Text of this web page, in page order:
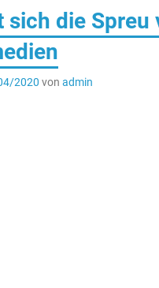
die Spreu
2020 von admin